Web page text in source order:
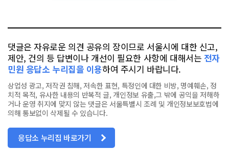
댓글은 자유로운 의견 공유의 장이므로 서울시에 대한 신고,
제안, 건의 등 답변이나 개선이 필요한 사항에 대해서는 전자
민원 응답소 누리집을 이용하여 주시기 바랍니다.
상업성 광고, 저작권 침해, 저속한 표현, 특정인에 대한 비방, 명예훼손, 정
치적 목적, 유사한 내용의 반복적 글, 개인정보 유출,그 밖에 공익을 저해하
거나 운영 취지에 맞지 않는 댓글은 서울특별시 조례 및 개인정보보호법에
의해 통보없이 삭제될 수 있습니다.
응답소 누리집 바로가기